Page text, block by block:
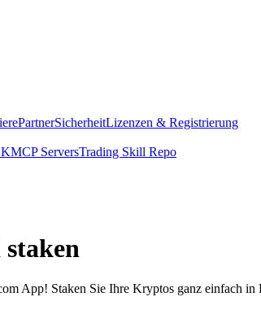
PartnerSicherheitLizenzen & Registrierung
MCP ServersTrading Skill Repo
App! Staken Sie Ihre Kryptos ganz einfach